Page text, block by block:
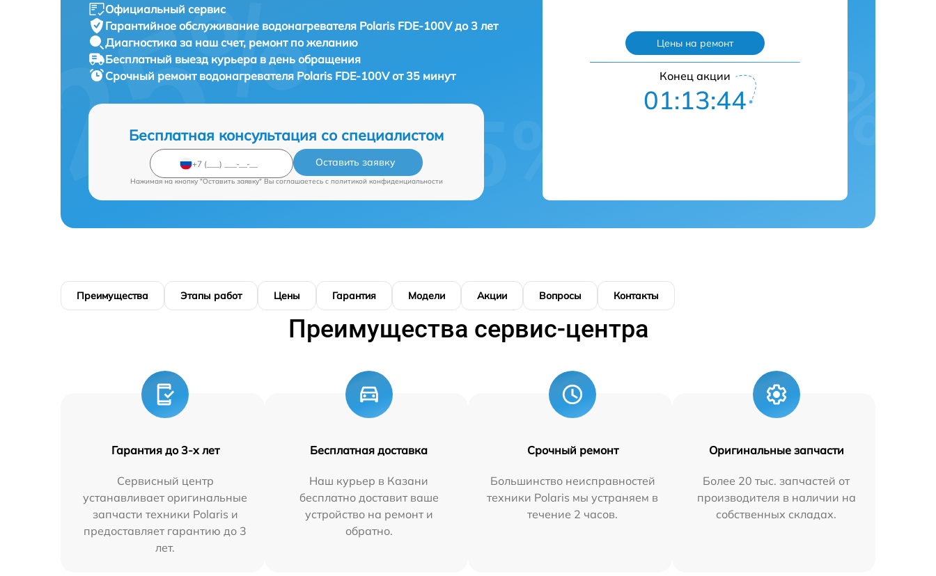
Официальный сервис
Гарантийное обслуживание водонагревателя Polaris FDE-100V до 3 лет
Диагностика за наш счет, ремонт по желанию
Бесплатный выезд курьера в день обращения
Срочный ремонт водонагревателя Polaris FDE-100V от 35 минут
Бесплатная консультация со специалистом
Оставить заявку
Нажимая на кнопку "Оставить заявку" Вы соглашаетесь c политикой конфиденциальности
Цены на ремонт
Конец акции
01:13:43
Преимущества Этапы работ Цены Гарантия Модели Акции Вопросы Контакты
Преимущества сервис-центра
Гарантия до 3-х лет
Сервисный центр
устанавливает оригинальные
запчасти техники Polaris и
предоставляет гарантию до 3
лет.
Бесплатная доставка
Наш курьер в Казани
бесплатно доставит ваше
устройство на ремонт и
обратно.
Срочный ремонт
Большинство неисправностей
техники Polaris мы устраняем в
течение 2 часов.
Оригинальные запчасти
Более 20 тыс. запчастей от
производителя в наличии на
собственных складах.